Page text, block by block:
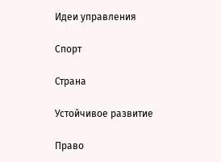
Идеи управления
Спорт
Страна
Устойчивое развитие
Право